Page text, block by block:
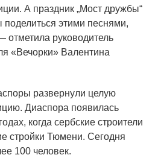
А праздник „Мост дружбы“
поделиться этими песнями,
отметила руководитель
«Вечорки» Валентина
развернули целую
Диаспора появилась
когда сербские строители
стройки Тюмени. Сегодня
100 человек.